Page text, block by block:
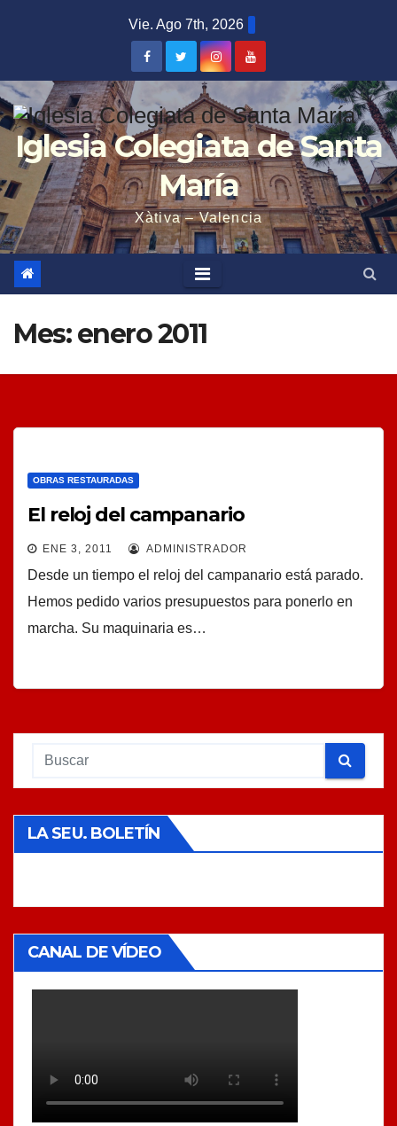
Vie. Ago 7th, 2026
Iglesia Colegiata de Santa
María
Xàtiva – Valencia
Mes:enero 2011
OBRAS RESTAURADAS
El reloj del campanario
ENE 3, 2011 ADMINISTRADOR
Desde un tiempo el reloj del campanario está parado.
Hemos pedido varios presupuestos para ponerlo en
marcha. Su maquinaria es…
LA SEU. BOLETÍN
CANAL DE VÍDEO